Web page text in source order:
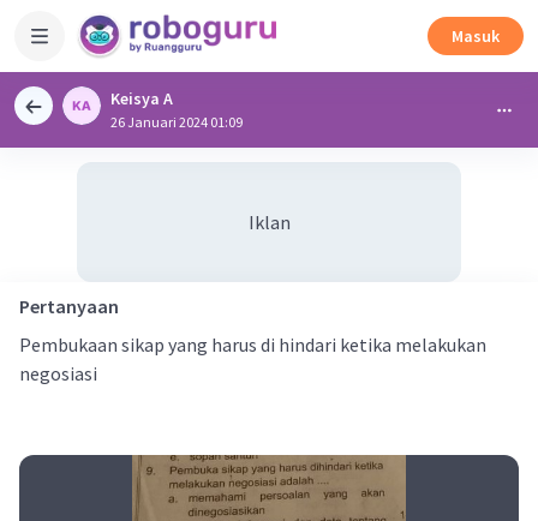
Masuk
Keisya A
26 Januari 2024 01:09
Iklan
Pertanyaan
Pembukaan sikap yang harus di hindari ketika melakukan
negosiasi